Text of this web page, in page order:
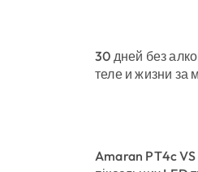
30 дней без
теле и жизни за
Amaran PT4c